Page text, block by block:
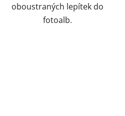
oboustraných lepítek do
fotoalb.